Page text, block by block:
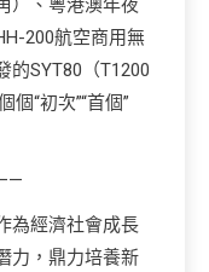
）、粵港澳年夜
200航空商用無
的SYT80（T1200
“初次”“首個”
為經濟社會成長
力，鼎力培養新